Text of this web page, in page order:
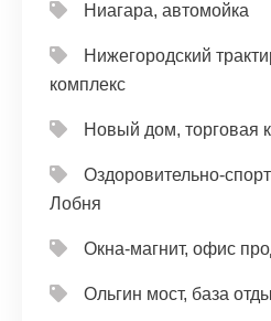
Ниагара, автомойка
Нижегородский
комплекс
Новый дом, торговая
Оздоровительно-
Лобня
Окна-магнит, офис
Ольгин мост, база